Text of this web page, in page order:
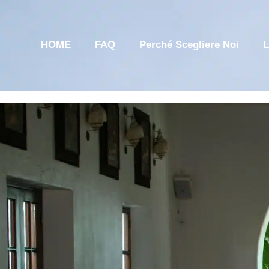
HOME FAQ Perché Scegliere Noi